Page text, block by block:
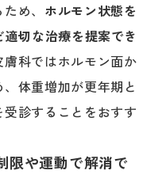
め、 ホルモン状態を
切な治療を提案でき
膚科ではホルモン面か
体重増加が更年期と
診することをおすす
限や運動で解消で